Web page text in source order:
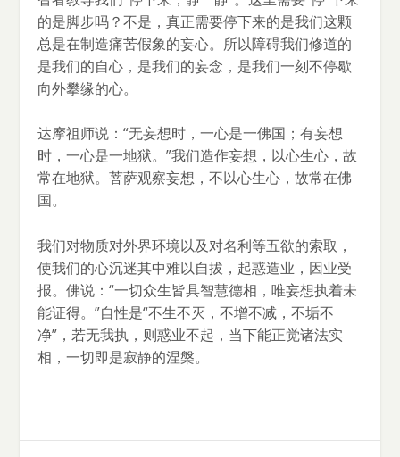
的是脚步吗？不是，真正需要停下来的是我们这颗
总是在制造痛苦假象的妄心。所以障碍我们修道的
是我们的自心，是我们的妄念，是我们一刻不停歇
向外攀缘的心。
达摩祖师说：“无妄想时，一心是一佛国；有妄想
时，一心是一地狱。”我们造作妄想，以心生心，故
常在地狱。菩萨观察妄想，不以心生心，故常在佛
国。
我们对物质对外界环境以及对名利等五欲的索取，
使我们的心沉迷其中难以自拔，起惑造业，因业受
报。佛说：“一切众生皆具智慧德相，唯妄想执着未
能证得。”自性是“不生不灭，不增不减，不垢不
净”，若无我执，则惑业不起，当下能正觉诸法实
相，一切即是寂静的涅槃。